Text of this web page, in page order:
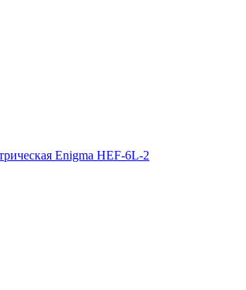
Enigma HEF-6L-2